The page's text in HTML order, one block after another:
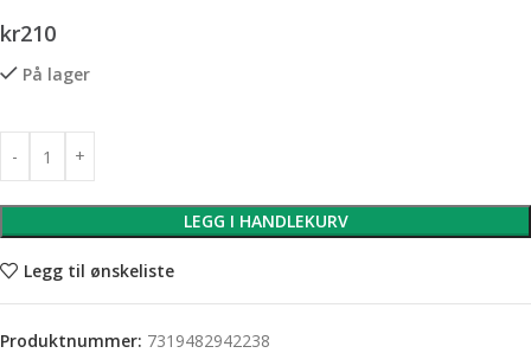
kr210
På lager
LEGG I HANDLEKURV
Legg til ønskeliste
Produktnummer: 7319482942238